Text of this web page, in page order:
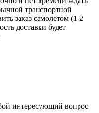
транспортной
заказ самолетом (1-2
доставки будет
интересующий вопрос